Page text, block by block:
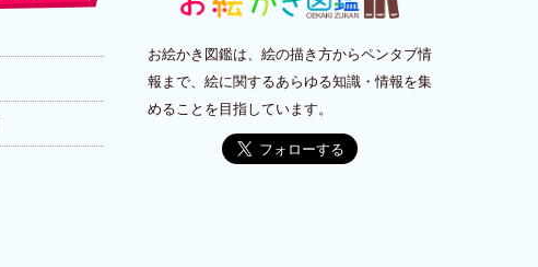
お絵かき図鑑は、絵の描き方からペンタブ情
報まで、絵に関するあらゆる知識・情報を集
めることを目指しています。